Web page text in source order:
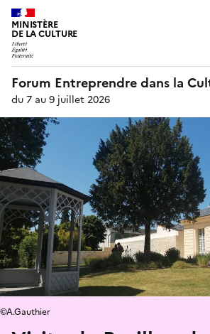
MINISTÈRE
DE LA CULTURE
Forum Entreprendre dans la
du 7 au 9 juillet 2026
©A.Gauthier